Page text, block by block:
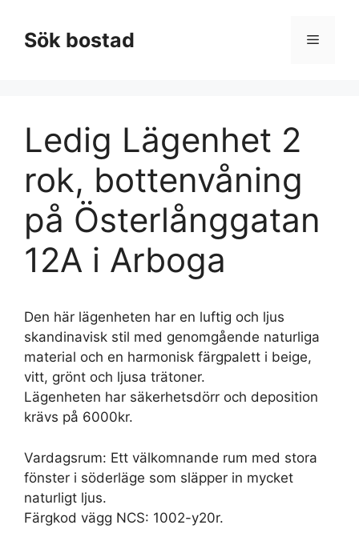
innehållSök bostad Meny
Ledig Lägenhet 2
rok, bottenvåning
på Österlånggatan
12A i Arboga
Den här lägenheten har en luftig och ljus
skandinavisk stil med genomgående naturliga
material och en harmonisk färgpalett i beige,
vitt, grönt och ljusa trätoner.
Lägenheten har säkerhetsdörr och deposition
krävs på 6000kr.
Vardagsrum: Ett välkomnande rum med stora
fönster i söderläge som släpper in mycket
naturligt ljus.
Färgkod vägg NCS: 1002-y20r.